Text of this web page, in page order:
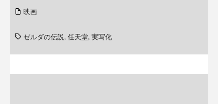
映画
ゼルダの伝説 , 任天堂, 実写化